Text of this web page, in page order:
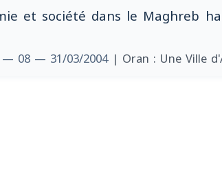
et société dans le Maghreb
— 08 — 31/03/2004 | Oran : Une Ville